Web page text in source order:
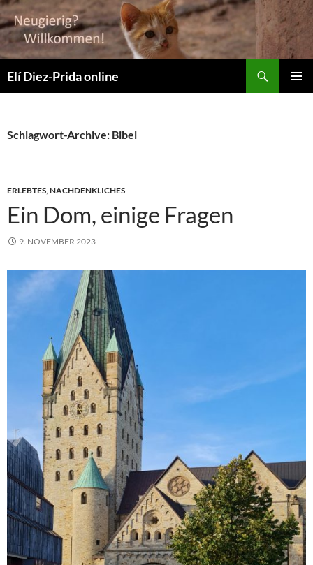
Elí Diez-Prida online
Schlagwort-Archive: Bibel
ERLEBTES, NACHDENKLICHES
Ein Dom, einige Fragen
9. NOVEMBER 2023